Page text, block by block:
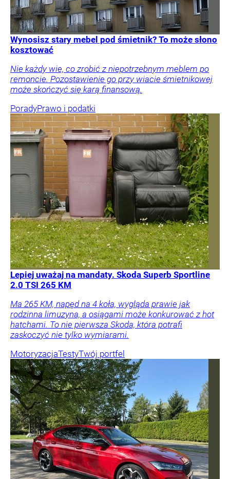
Wynosisz stary mebel pod śmietnik? To może słono
kosztować
Nie każdy wie, co zrobić z niepotrzebnym meblem po
remoncie. Pozostawienie go przy wiacie śmietnikowej
może skończyć się karą finansową.
PoradyPrawo i podatki
Lepiej uważaj na mandaty. Skoda Superb Sportline
2.0 TSI 265 KM
Ma 265 KM, napęd na 4 koła, wygląda prawie jak
rodzinna limuzyna, a osiągami może konkurować z hot
hatchami. To nie pierwsza Skoda, która potrafi
zaskoczyć nie tylko wymiarami.
MotoryzacjaTestyTwój portfel